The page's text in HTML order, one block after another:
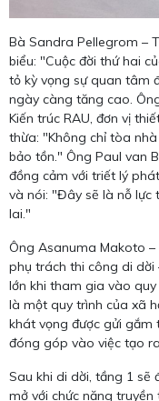
Bà Sandra Pellegrom –
biểu: "Cuộc đời thứ hai
tỏ kỳ vọng sự quan tâm
ngày càng tăng cao.
Kiến trúc RAU, đơn vị
thừa: "Không chỉ tòa
bảo tồn." Ông Paul van
đồng cảm với triết lý
và nói: "Đây sẽ là nỗ lực
lai."
Ông Asanuma Makoto
phụ trách thi công di dời
lớn khi tham gia vào
là một quy trình của xã
khát vọng được gửi gắm
đóng góp vào việc tạo
Sau khi di dời, tầng 1 sẽ
mở với chức năng